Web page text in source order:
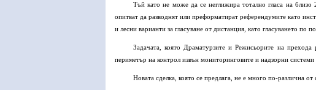
Тъй като не може да се неглижира тотално гласа на близо
опитват да разводнят или преформатират референдумите като
и лесни варианти за гласуване от дистанция, като гласуването по
Задачата, която Драматурзите и Режисьорите на
периметър на контрол извън мониторинговите и надзорни
Новата сделка, която се предлага, не е много по-различна от